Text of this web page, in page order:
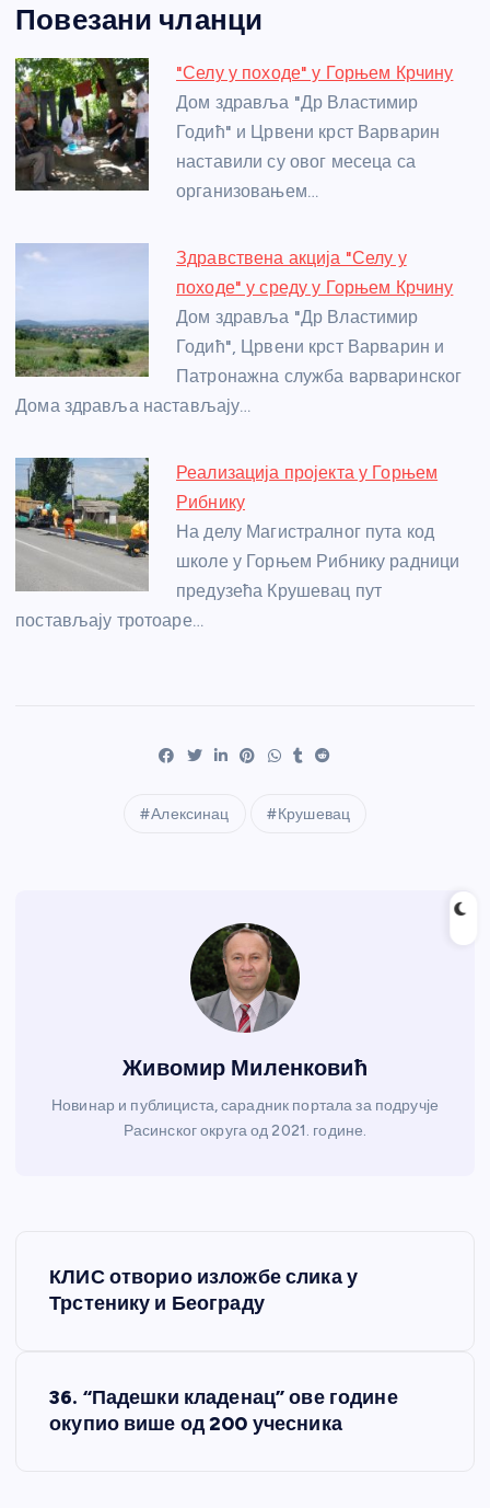
c
e
b
o
o
ss
e
n
g
er
itt
er
er at
s
A
p
p
a
g
e
e
st
e
Повезани чланци
"Селу у походе" у Горњем Крчину
Дом здравља "Др Властимир
Годић" и Црвени крст Варварин
наставили су овог месеца са
организовањем…
Здравствена акција "Селу у
походе" у среду у Горњем Крчину
Дом здравља "Др Властимир
Годић", Црвени крст Варварин и
Патронажна служба варваринског
Дома здравља настављају…
Реализација пројекта у Горњем
Рибнику
На делу Магистралног пута код
школе у Горњем Рибнику радници
предузећа Крушевац пут
постављају тротоаре…
Алексинац Крушевац
Живомир Миленковић
Новинар и публициста, сарадник портала за подручје
Расинског округа од 2021. године.
КЛИС отворио изложбе слика у
Трстенику и Београду
36. “Падешки кладенац” ове године
окупио више од 200 учесника